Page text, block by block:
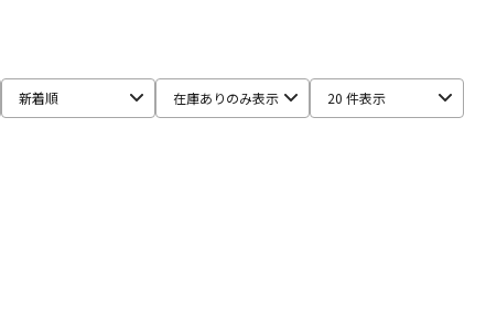
新着順 在庫ありのみ表示 20 件表示